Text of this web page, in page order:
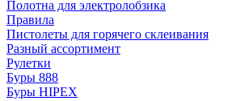
Полотна для электролобзика
Правила
Пистолеты для горячего склеивания
Разный ассортимент
Рулетки
Буры 888
Буры HIPEX